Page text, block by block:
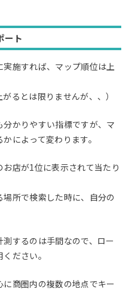
ート
施すれば、マップ順位は上
るとは限りませんが、、）
かりやすい指標ですが、マ
によって変わります。
店が1位に表示されて当たり
所で検索した時に、自分の
するのは手間なので、ロー
ださい。
商圏内の複数の地点でキー